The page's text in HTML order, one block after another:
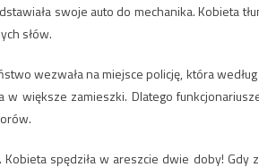
swoje auto do mechanika. Kobieta
słów.
wezwała na miejsce policję, która
w większe zamieszki. Dlatego
spędziła w areszcie dwie doby! Gdy